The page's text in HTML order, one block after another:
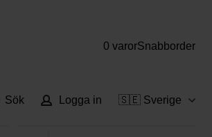
0 varorSnabborder
Sök Logga in 🇸🇪 Sverige